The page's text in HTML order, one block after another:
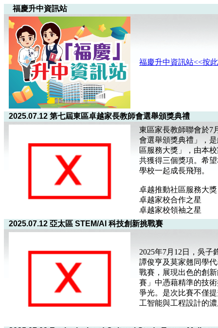
福慶升中資訊站
福慶升中資訊站<<按
2025.07.12 第七屆東區卓越家長教師會選舉頒獎典禮
東區家長教師聯會於7
會選舉頒獎典禮」，
區服務大獎」，由本
共獲得三個獎項。希
學校一起成長飛翔。
卓越推動社區服務大
卓越家校合作之星 :
卓越家校領袖之星 :
2025.07.12 亞太區 STEM/AI 科技創新挑戰賽
2025年7月12日，吳
譚俊亨及莫家翹同學
戰賽，展現出色的創
賽」中憑藉精準的技
爭光。是次比賽不僅
工智能與工程設計的